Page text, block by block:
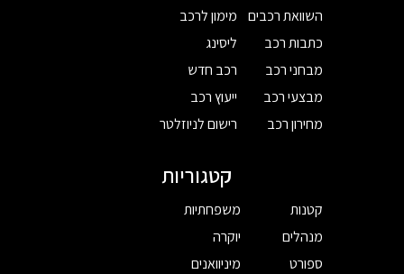
השוואת רכבים
כתבות רכב
מבחני רכב
מבצעי רכב
מחירון רכב
מימון לרכב
ליסינג
רכב חדש
ייעוץ רכב
רישום לניוזלטר
קטגוריות
קטנות
מנהלים
ספורט
משפחתיות
יוקרה
מיניוואנים